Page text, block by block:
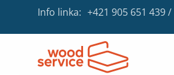
Info linka: +421 905 651 439/